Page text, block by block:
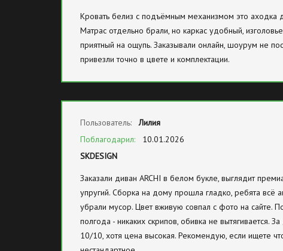
Кровать белиз с подъёмным механизмом это аходка
Матрас отдельно брали, но каркас удобный,
приятный на ощупь. Заказывали онлайн, шоурум не
привезли точно в цвете и комплектации.
Пользователь:
Лилия
Поблагодарил:
10.01.2026
SKDESIGN
Заказали диван ARCHI в белом букле, выглядит
упругий. Сборка на дому прошла гладко, ребята всё
убрали мусор. Цвет вживую совпал с фото на сайте.
полгода - никаких скрипов, обивка не вытягивается.
10/10, хотя цена высокая. Рекомендую, если ищете